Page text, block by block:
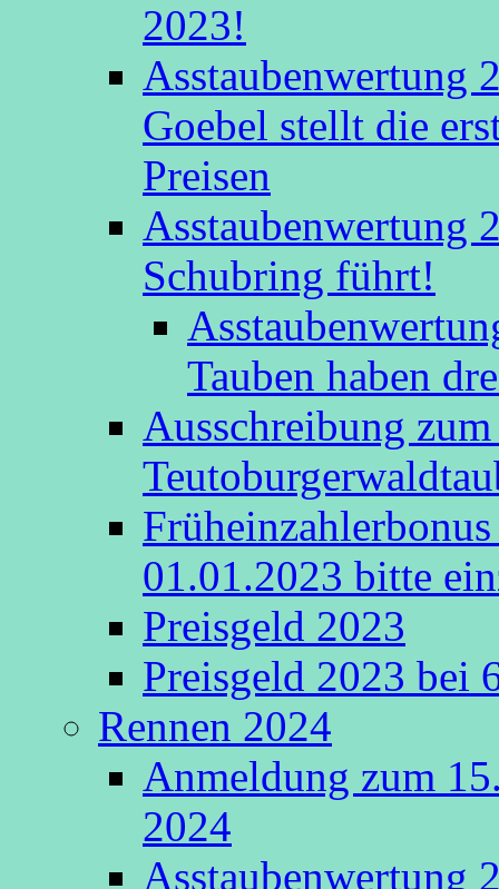
2023!
Asstaubenwertung
Goebel stellt die
Preisen
Asstaubenwertung
Schubring führt!
Tauben haben
Ausschreibung
01.01.2023 bitte
Preisgeld 2023
Preisgeld 2023 bei
Rennen 2024
Anmeldung zum
2024
Asstaubenwertung